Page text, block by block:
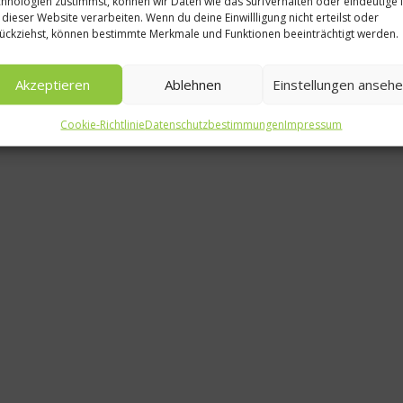
dieser Website verarbeiten. Wenn du deine Einwillligung nicht erteilst oder
können bestimmte Merkmale und Funktionen beeinträchtigt werden.
Akzeptieren Ablehnen Einstellungen
Cookie-RichtlinieDatenschutzbestimmungenImpressum
10.